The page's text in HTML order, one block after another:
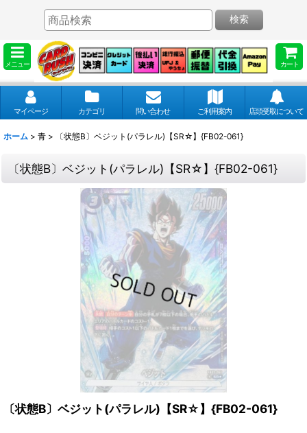
メニュー カート
検索
マイページ カテゴリ 問い合わせ ご利用案内 店頭受取について
ホーム > 青 > 〔状態B〕ベジット(パラレル)【SR☆】{FB02-061}
〔状態B〕ベジット(パラレル)【SR☆】{FB02-061}
〔状態B〕ベジット(パラレル)【SR☆】{FB02-061}